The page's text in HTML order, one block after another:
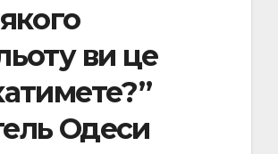
ви це
Одеси